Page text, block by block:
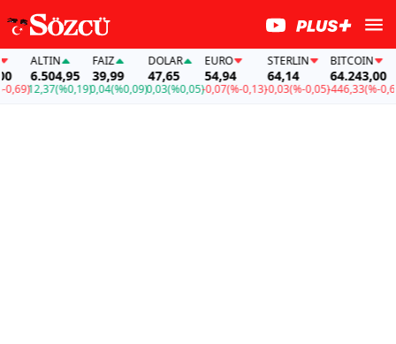
ALTIN
6.504,95
12,37(%0,19)
FAİZ
39,99
0,04(%0,09)
DOLAR
47,65
0,03(%0,05)
EURO
54,94
-0,07(%-0,13)
STERLIN
64,14
-0,03(%-0,05)
BITCOIN
64.243,00
-446,33(%-0,69)